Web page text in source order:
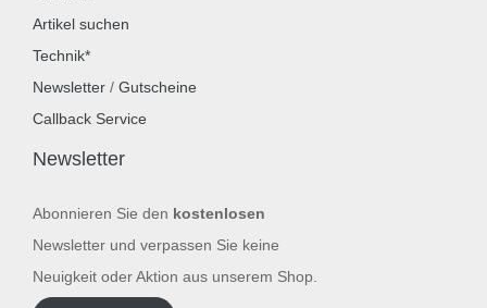
Artikel suchen
Technik*
Newsletter / Gutscheine
Callback Service
Newsletter
Abonnieren Sie den kostenlosen
Newsletter und verpassen Sie keine
Neuigkeit oder Aktion aus unserem Shop.